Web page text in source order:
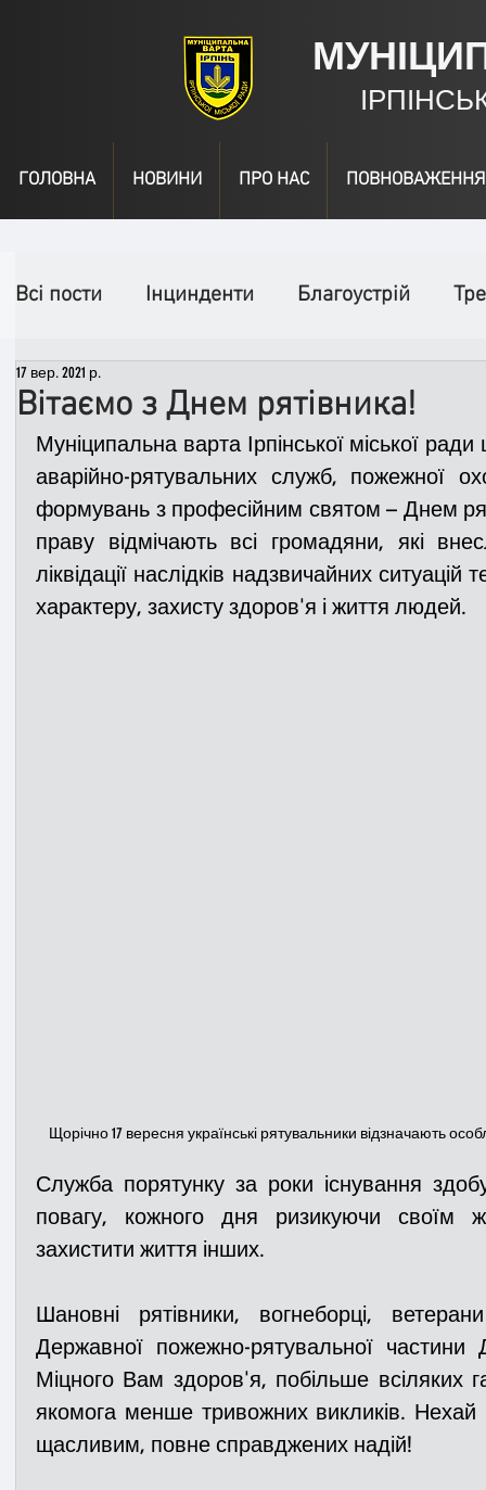
ГОЛОВНА НОВИНИ ПРО НАС ПОВНОВАЖЕННЯ
Всі пости Інцинденти Благоустрій
День народження
Спільні заходи Надзвичайні заходи
Медицина Новини ДТП
Вітаємо з Днем рятівника!
17 вер. 2021 р.
Муніципальна варта Ірпінської міської ради
аварійно-рятувальних служб, пожежної
формувань з професійним святом – Днем
праву відмічають всі громадяни, які
ліквідації наслідків надзвичайних
характеру, захисту здоров'я і життя людей.
Щорічно 17 вересня українські рятувальники відзначають
Служба порятунку за роки існування
повагу, кожного дня ризикуючи своїм
захистити життя інших.
Шановні рятівники, вогнеборці,
Державної пожежно-рятувальної
Міцного Вам здоров'я, побільше всіляких
якомога менше тривожних викликів.
щасливим, повне справджених надій!